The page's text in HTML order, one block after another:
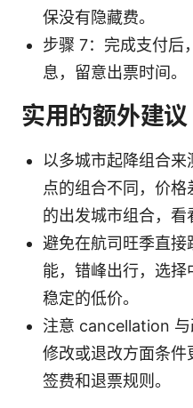
保没有隐藏费。
步骤 7：完成支付后
息，留意出票时间。
实用的额外建议
以多城市起降组合
点的组合不同，价
的出发城市组合，看
避免在航司旺季直接
能，错峰出行，选
稳定的低价。
注意 cancellation
修改或退改方面条
签费和退票规则。